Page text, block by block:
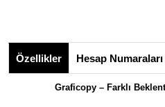
Özellikler Hesap Numaraları
Graficopy – Farklı